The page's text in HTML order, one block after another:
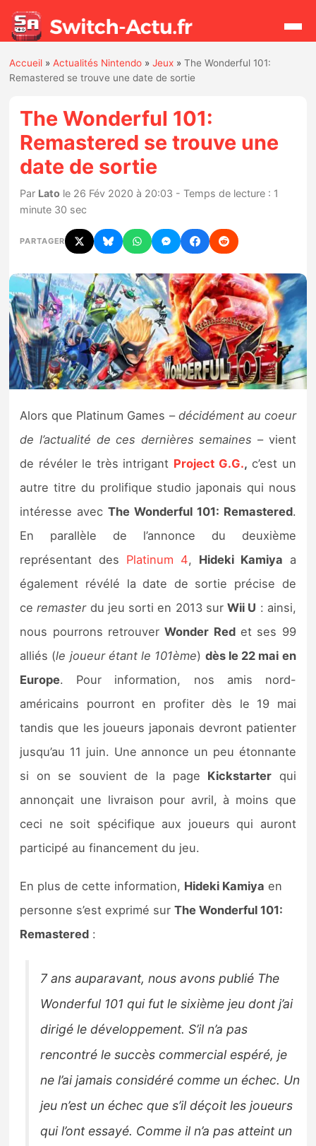
Actualités
Jeux
Hardware
Mises à jour
Chiffres de ventes
Rumeurs
Nintendo Direct
Tests et previews
Tests de jeux
Tests d’accessoires
Autres tests
Previews
Précommandes
Précommandes jeux Switch 2
Sorties de jeux
Bons plans
Guides
Accueil »Actualités Nintendo »Jeux »The Wonderful 101:
Remastered se trouve une date de sortie
The Wonderful 101:
Remastered se trouve une
date de sortie
Par Lato le 26 Fév 2020 à 20:03 - Temps de lecture : 1
minute 30 sec
PARTAGER
Alors que Platinum Games – décidément au coeur
de l’actualité de ces dernières semaines – vient
de révéler le très intrigant Project G.G., c’est un
autre titre du prolifique studio japonais qui nous
intéresse avecThe Wonderful 101: Remastered.
En parallèle de l’annonce du deuxième
représentant des Platinum 4, Hideki Kamiya a
également révélé la date de sortie précise de
ceremasterdu jeu sorti en 2013 surWii U : ainsi,
nous pourrons retrouverWonder Redet ses 99
alliés (le joueur étant le 101ème) dès le 22 mai en
Europe. Pour information, nos amis nord-
américains pourront en profiter dès le 19 mai
tandis que les joueurs japonais devront patienter
jusqu’au 11 juin. Une annonce un peu étonnante
si on se souvient de la page Kickstarter qui
annonçait une livraison pour avril, à moins que
ceci ne soit spécifique aux joueurs qui auront
participé au financement du jeu.
En plus de cette information, Hideki Kamiya en
personne s’est exprimé surThe Wonderful 101:
Remastered :
7 ans auparavant, nous avons publié The
Wonderful 101 qui fut le sixième jeu dont j’ai
dirigé le développement. S’il n’a pas
rencontré le succès commercial espéré, je
ne l’ai jamais considéré comme un échec. Un
jeu n’est un échec que s’il déçoit les joueurs
qui l’ont essayé. Comme il n’a pas atteint un